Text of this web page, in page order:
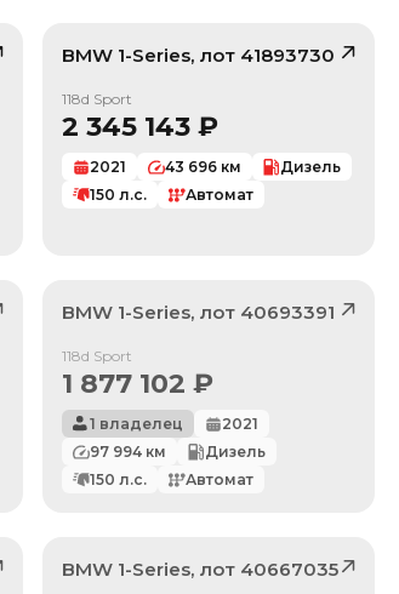
BMW 1-Series, лот 41893730
/ 10
118d Sport
2 345 143₽
2021 43 696км
Дизель
150 л.с. Автомат
BMW 1-Series, лот 40693391
Продан
118d Sport
1 877 102 ₽
1 владелец
2021
97 994км
Дизель
150 л.с. Автомат
BMW 1-Series, лот 40667035
Продан